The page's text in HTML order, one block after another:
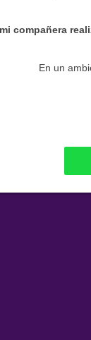
compañera
En un